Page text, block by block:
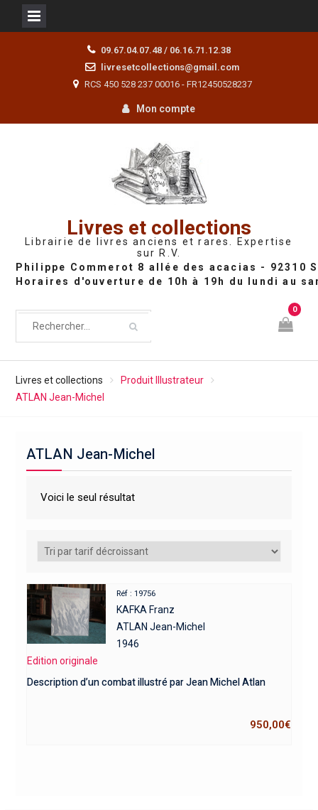
09.67.04.07.48 / 06.16.71.12.38
livresetcollections@gmail.com
RCS 450 528 237 00016 - FR12450528237
Mon compte
Livres et collections
Librairie de livres anciens et rares. Expertise
sur R.V.
0
Livres et collections
Produit Illustrateur
ATLAN Jean-Michel
ATLAN Jean-Michel
Voici le seul résultat
Réf : 19756
KAFKA Franz
ATLAN Jean-Michel
1946
Edition originale
Description d’un combat illustré par Jean Michel Atlan
950,00€